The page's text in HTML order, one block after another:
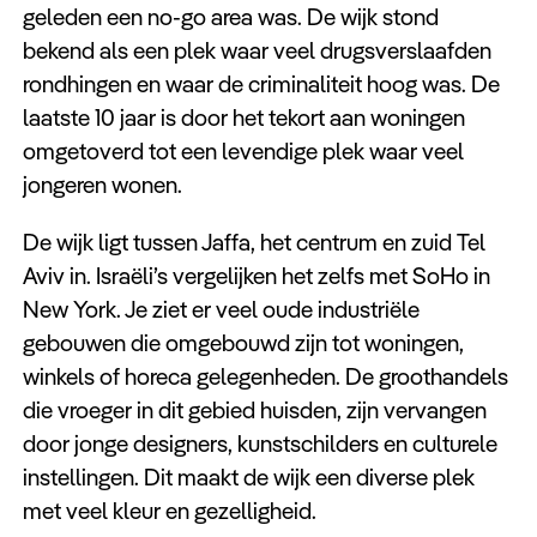
geleden een no-go area was. De wijk stond
bekend als een plek waar veel drugsverslaafden
rondhingen en waar de criminaliteit hoog was. De
laatste 10 jaar is door het tekort aan woningen
omgetoverd tot een levendige plek waar veel
jongeren wonen.
De wijk ligt tussen Jaffa, het centrum en zuid Tel
Aviv in. Israëli’s vergelijken het zelfs met SoHo in
New York. Je ziet er veel oude industriële
gebouwen die omgebouwd zijn tot woningen,
winkels of horeca gelegenheden. De groothandels
die vroeger in dit gebied huisden, zijn vervangen
door jonge designers, kunstschilders en culturele
instellingen. Dit maakt de wijk een diverse plek
met veel kleur en gezelligheid.